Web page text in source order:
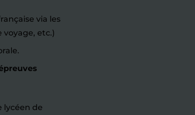
via les
etc.)
lycéen de